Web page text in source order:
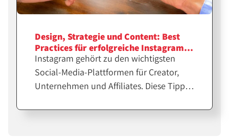
Design, Strategie und Content: Best
Practices für erfolgreiche Instagram-
Feeds
Instagram gehört zu den wichtigsten
Social-Media-Plattformen für Creator,
Unternehmen und Affiliates. Diese Tipps
professioneller Feeds für eine größere